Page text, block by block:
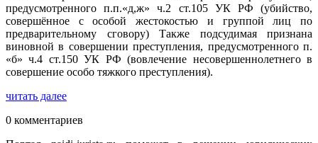
предусмотренного п.п.«д,ж» ч.2 ст.105 УК РФ (убийство,
совершённое с особой жестокостью и группой лиц по
предварительному сговору) Также подсудимая признана
виновной в совершении преступления, предусмотренного п.
«б» ч.4 ст.150 УК РФ (вовлечение несовершеннолетнего в
совершение особо тяжкого преступления).
читать далее
0 комментариев